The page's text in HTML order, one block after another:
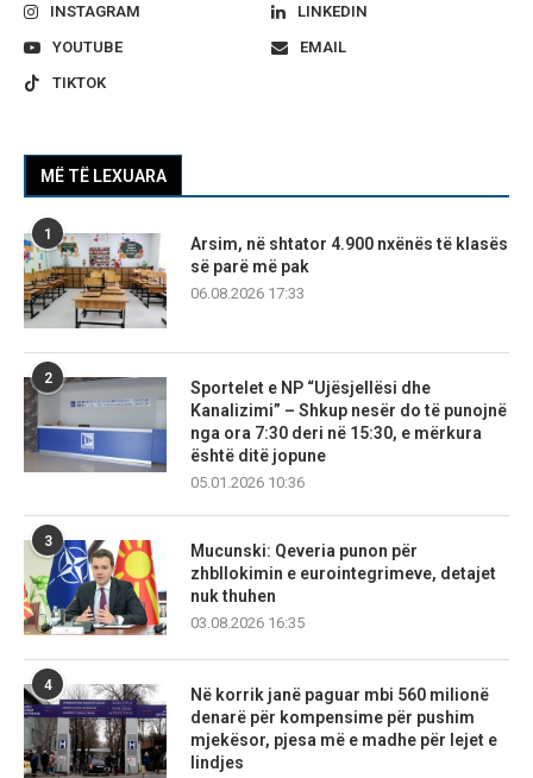
INSTAGRAM
LINKEDIN
YOUTUBE
EMAIL
TIKTOK
MË TË LEXUARA
1
Arsim, në shtator 4.900 nxënës të klasës
së parë më pak
06.08.2026 17:33
2
Sportelet e NP “Ujësjellësi dhe
Kanalizimi” – Shkup nesër do të punojnë
nga ora 7:30 deri në 15:30, e mërkura
është ditë jopune
05.01.2026 10:36
3
Mucunski: Qeveria punon për
zhbllokimin e eurointegrimeve, detajet
nuk thuhen
03.08.2026 16:35
4
Në korrik janë paguar mbi 560 milionë
denarë për kompensime për pushim
mjekësor, pjesa më e madhe për lejet e
lindjes